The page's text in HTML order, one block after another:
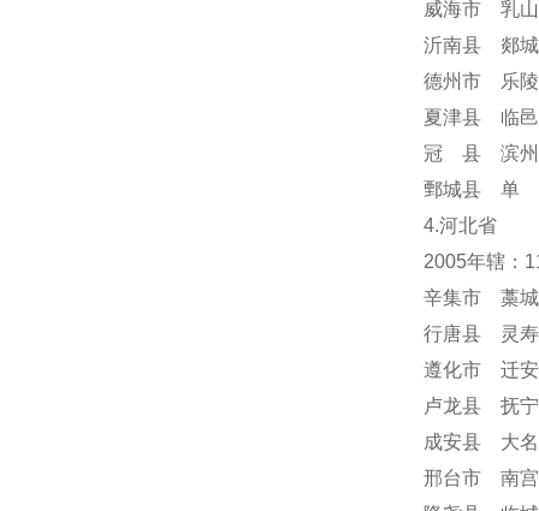
威海市 乳
沂南县 郯
德州市 乐
夏津县 临
冠 县 滨州
鄄城县 单
4.河北省
2005年辖：
辛集市 藁
行唐县 灵
遵化市 迁
卢龙县 抚
成安县 大
邢台市 南